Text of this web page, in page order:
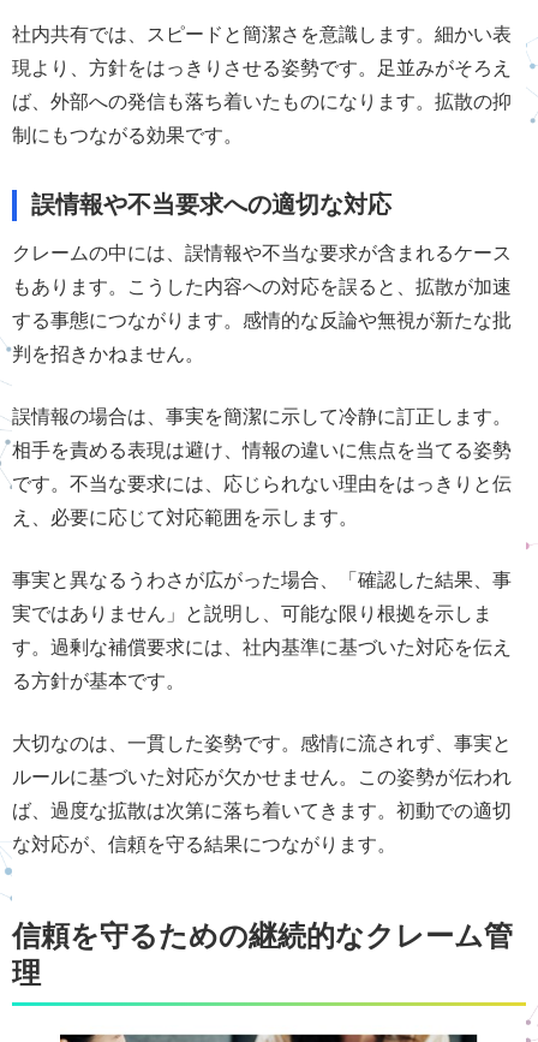
社内共有では、スピードと簡潔さを意識します。細かい表
現より、方針をはっきりさせる姿勢です。足並みがそろえ
ば、外部への発信も落ち着いたものになります。拡散の抑
制にもつながる効果です。
誤情報や不当要求への適切な対応
クレームの中には、誤情報や不当な要求が含まれるケース
もあります。こうした内容への対応を誤ると、拡散が加速
する事態につながります。感情的な反論や無視が新たな批
判を招きかねません。
誤情報の場合は、事実を簡潔に示して冷静に訂正します。
相手を責める表現は避け、情報の違いに焦点を当てる姿勢
です。不当な要求には、応じられない理由をはっきりと伝
え、必要に応じて対応範囲を示します。
事実と異なるうわさが広がった場合、「確認した結果、事
実ではありません」と説明し、可能な限り根拠を示しま
す。過剰な補償要求には、社内基準に基づいた対応を伝え
る方針が基本です。
大切なのは、一貫した姿勢です。感情に流されず、事実と
ルールに基づいた対応が欠かせません。この姿勢が伝われ
ば、過度な拡散は次第に落ち着いてきます。初動での適切
な対応が、信頼を守る結果につながります。
信頼を守るための継続的なクレーム管
理